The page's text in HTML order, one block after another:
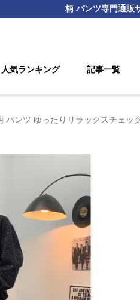
柄 パンツ専門通販
人気ランキング 記事一覧
パンツ ゆったりリラックスチェッ